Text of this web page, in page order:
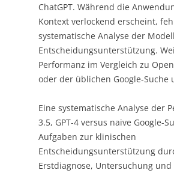
ChatGPT. Während die
Kontext verlockend erscheint,
systematische Analyse der
Entscheidungsunterstützung.
Performanz im Vergleich zu
oder der üblichen Google-Suche
Eine systematische Analyse der
3.5, GPT-4 versus naive Google-
Aufgaben zur klinischen
Entscheidungsunterstützung
Erstdiagnose, Untersuchung